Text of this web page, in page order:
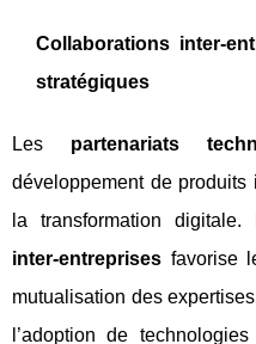
Collaborations inter-
stratégiques
Les partenariats
développement de
la transformation digitale.
inter-entreprises favorise
mutualisation des
l’adoption de